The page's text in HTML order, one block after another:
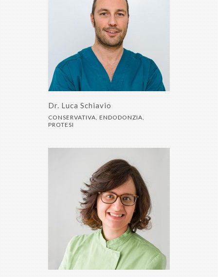
Dr. Luca Schiavio
CONSERVATIVA, ENDODONZIA,
PROTESI